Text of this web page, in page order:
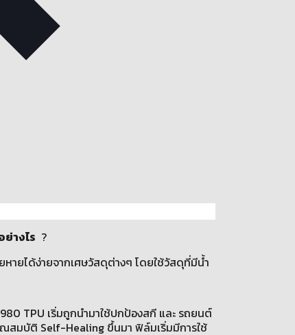
างไร ?
ายได้ง่ายจากเศษวัสดุต่างๆ โดยใช้วัสดุที่มีน้ำ
TPU เริ่มถูกนำมาใช้ปกป้องสกี และ รถยนต์
สมบัติ Self-Healing ขึ้นมา ฟิล์มเริ่มมีการใช้